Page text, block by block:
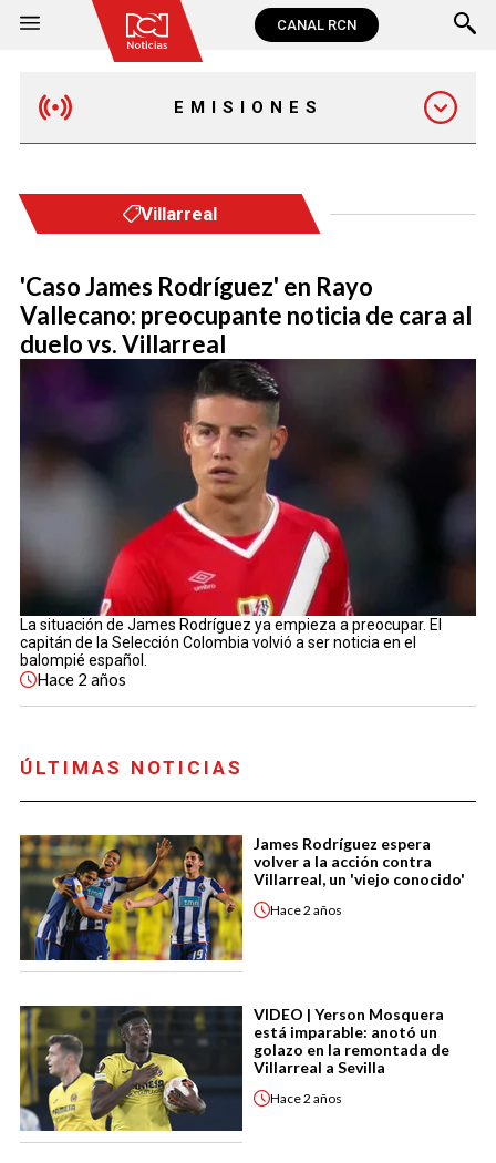
CANAL RCN
EMISIONES
Villarreal
'Caso James Rodríguez' en Rayo
Vallecano: preocupante noticia de cara al
duelo vs. Villarreal
La situación de James Rodríguez ya empieza a preocupar. El
capitán de la Selección Colombia volvió a ser noticia en el
balompié español.
Hace 2 años
ÚLTIMAS NOTICIAS
James Rodríguez espera
volver a la acción contra
Villarreal, un 'viejo conocido'
Hace2 años
VIDEO | Yerson Mosquera
está imparable: anotó un
golazo en la remontada de
Villarreal a Sevilla
Hace2 años